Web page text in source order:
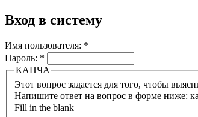
Вход в систему
Имя пользователя: *
Пароль: *
КАПЧА
Напишите ответ на вопрос в форме ниже:
Fill in the blank